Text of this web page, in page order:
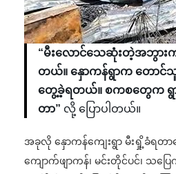
“မီးလောင်သေဆုံးတဲ့အဘွာ
တယ်။ နှောကန်ရွာက တောင်
တွေ့ခဲ့ရတယ်။ စကစတွေက ရွာ
တာ” လို့ ပြောပါတယ်။
အခုလို နှောကန်ကျေးရွာ မီးရှို့ခံရတာ
ကျောက်ဖျာကန်၊ မင်းတိုင်ပင်၊ သပ